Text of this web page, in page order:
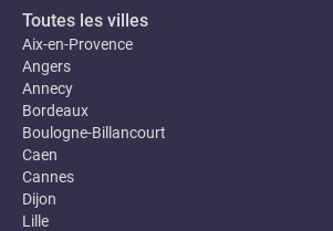
Toutes les villes
Aix-en-Provence
Angers
Annecy
Bordeaux
Boulogne-Billancourt
Caen
Cannes
Dijon
Lille